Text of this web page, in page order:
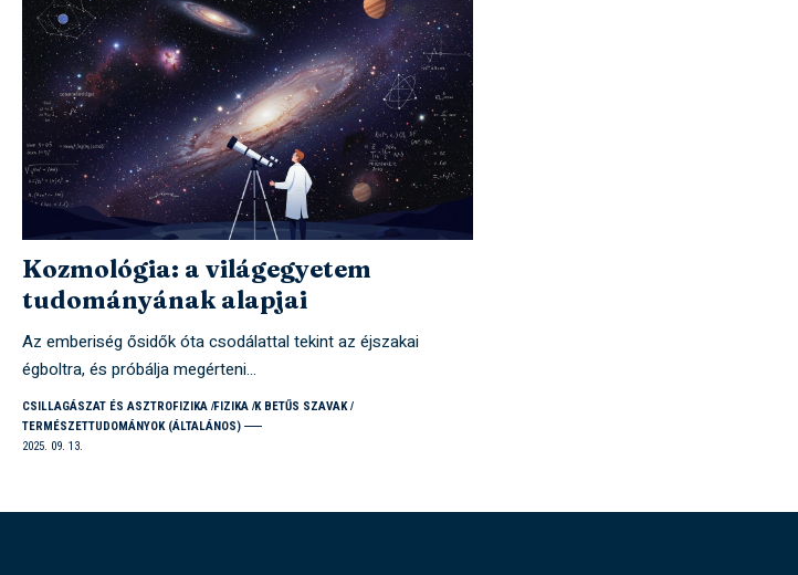
Kozmológia: a világegyetem
tudományának alapjai
Az emberiség ősidők óta csodálattal tekint az éjszakai
égboltra, és próbálja megérteni…
CSILLAGÁSZAT ÉS ASZTROFIZIKA FIZIKA K BETŰS SZAVAK
TERMÉSZETTUDOMÁNYOK (ÁLTALÁNOS)
2025. 09. 13.